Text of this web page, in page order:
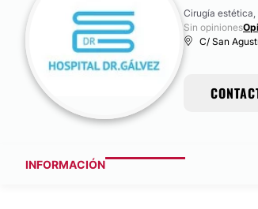
Cirugía
Sin opiniones
C/ San
INFORMACIÓN